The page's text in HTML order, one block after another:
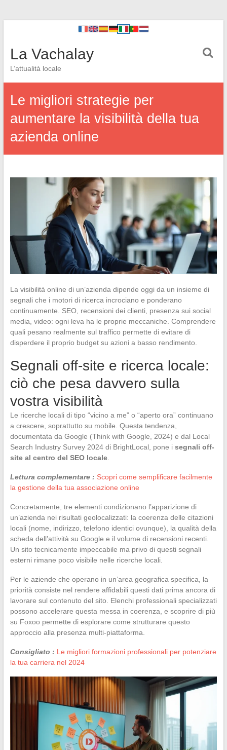
La Vachalay
L’attualità locale
Le migliori strategie per
aumentare la visibilità della tua
azienda online
La visibilità online di un’azienda dipende oggi da un insieme di
segnali che i motori di ricerca incrociano e ponderano
continuamente. SEO, recensioni dei clienti, presenza sui social
media, video: ogni leva ha le proprie meccaniche. Comprendere
quali pesano realmente sul traffico permette di evitare di
disperdere il proprio budget su azioni a basso rendimento.
Segnali off-site e ricerca locale:
ciò che pesa davvero sulla
vostra visibilità
Le ricerche locali di tipo “vicino a me” o “aperto ora” continuano
a crescere, soprattutto su mobile. Questa tendenza,
documentata da Google (Think with Google, 2024) e dal Local
Search Industry Survey 2024 di BrightLocal, pone i segnali off-
site al centro del SEO locale.
Lettura complementare : Scopri come semplificare facilmente
la gestione della tua associazione online
Concretamente, tre elementi condizionano l’apparizione di
un’azienda nei risultati geolocalizzati: la coerenza delle citazioni
locali (nome, indirizzo, telefono identici ovunque), la qualità della
scheda dell’attività su Google e il volume di recensioni recenti.
Un sito tecnicamente impeccabile ma privo di questi segnali
esterni rimane poco visibile nelle ricerche locali.
Per le aziende che operano in un’area geografica specifica, la
priorità consiste nel rendere affidabili questi dati prima ancora di
lavorare sul contenuto del sito. Elenchi professionali specializzati
possono accelerare questa messa in coerenza, e scoprire di più
su Foxoo permette di esplorare come strutturare questo
approccio alla presenza multi-piattaforma.
Consigliato : Le migliori formazioni professionali per potenziare
la tua carriera nel 2024